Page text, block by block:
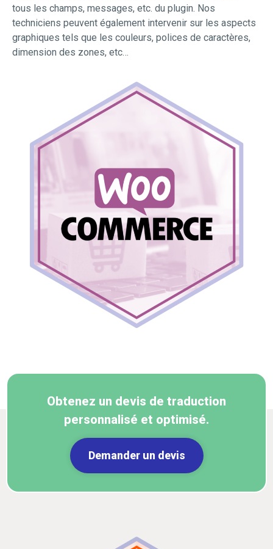
tous les champs, messages, etc. du plugin. Nos
techniciens peuvent également intervenir sur les aspects
graphiques tels que les couleurs, polices de caractères,
dimension des zones, etc…
Obtenez un devis de traduction
personnalisé et optimisé.
Demander un devis